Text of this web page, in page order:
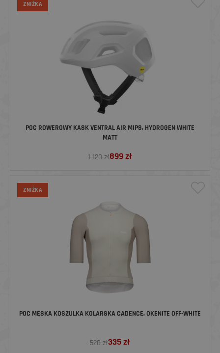
ZNIŻKA
POC ROWEROWY KASK VENTRAL AIR MIPS, HYDROGEN WHITE
MATT
1 120 zł899zł
ZNIŻKA
POC MĘSKA KOSZULKA KOLARSKA CADENCE, OKENITE OFF-WHITE
520 zł335zł